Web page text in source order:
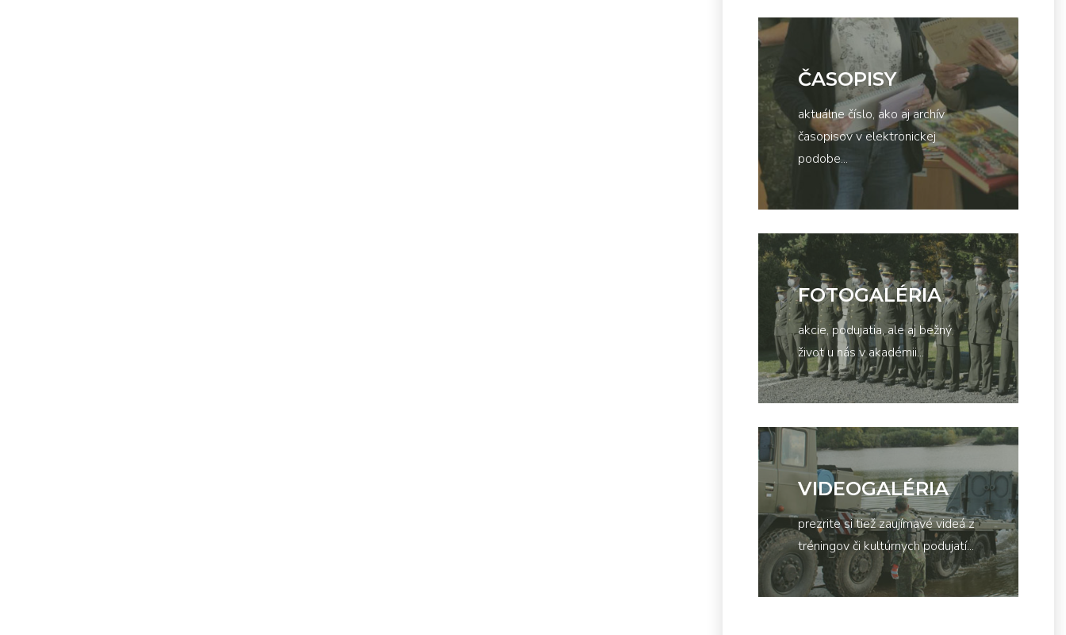
ČASOPISY
aktuálne číslo, ako aj archív
časopisov v elektronickej
podobe...
FOTOGALÉRIA
akcie, podujatia, ale aj bežný
život u nás v akadémii...
VIDEOGALÉRIA
prezrite si tiež zaujímavé videá z
tréningov či kultúrnych podujatí...